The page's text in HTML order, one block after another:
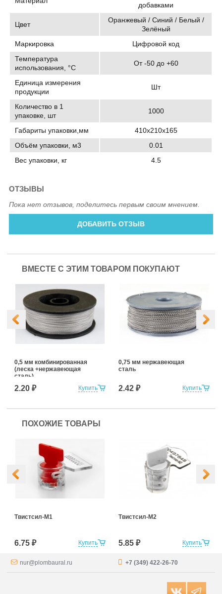
добавками
Цвет
Оранжевый / Синий / Белый /
Зелёный
Маркировка
Цифровой код
Температура
использования, °C
От -50 до +60
Единица измерения
продукции
Шт
Количество в 1
упаковке, шт
1000
Габариты упаковки,мм
410х210х165
Объём упаковки, м3
0.01
Вес упаковки, кг
4.5
ОТЗЫВЫ
Пока нет отзывов, поделитесь первым своим мнением.
ДОБАВИТЬ ОТЗЫВ
ВМЕСТЕ С ЭТИМ ТОВАРОМ ПОКУПАЮТ
Купить
0,5 мм комбинированная
(леска +нержавеющая
сталь)
2.20 ₽ Купить
0,75 мм нержавеющая
сталь
2.42 ₽
ПОХОЖИЕ ТОВАРЫ
Купить
Твистсил-М1
6.75 ₽ Купить
Твистсил-М2
5.85 ₽
nur@plombaural.ru +7 (349) 422-26-70